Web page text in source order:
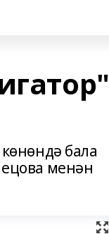
бала
менән